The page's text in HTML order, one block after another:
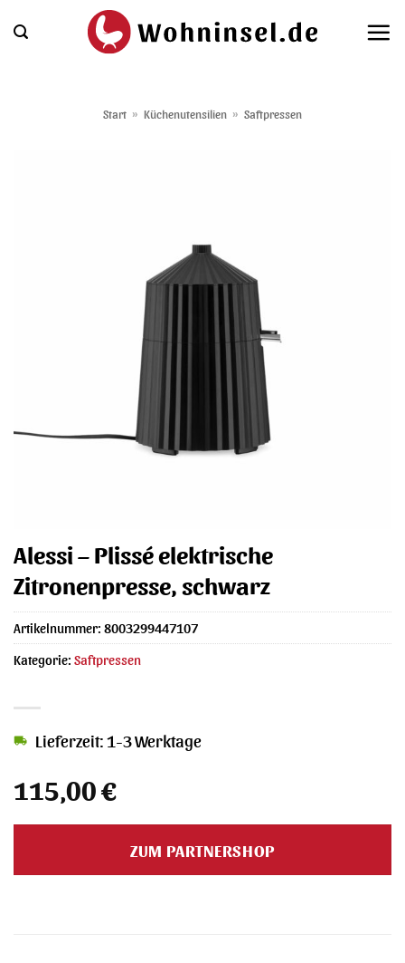
Inhalt
Start » Küchenutensilien » Saftpressen
Alessi – Plissé elektrische
Zitronenpresse, schwarz
115,00€
Lieferzeit: 1-3 Werktage
ZUM PARTNERSHOP
Artikelnummer: 8003299447107
Kategorie: Saftpressen